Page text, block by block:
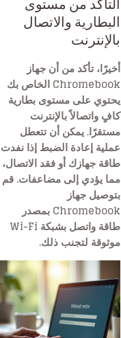
التأكد من مستوى
البطارية والاتصال
بالإنترنت
أخيرًا، تأكد من أن جهاز
Chromebook الخاص بك
يحتوي على مستوى بطارية
كافٍ واتصالاً بالإنترنت
مستقرًا. يمكن أن تتعطل
عملية إعادة الضبط إذا نفدت
طاقة جهازك أو فقد الاتصال،
مما يؤدي إلى مضاعفات. قم
بتوصيل جهاز
Chromebook بمصدر
طاقة واتصل بشبكة Wi-Fi
موثوقة لتجنب ذلك.